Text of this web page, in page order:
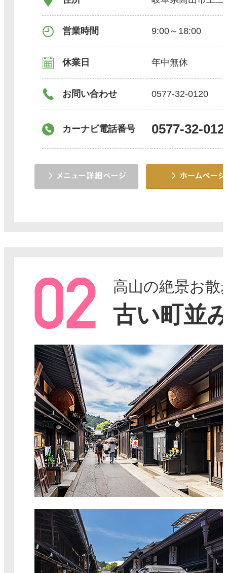
営業時間 9:00～18:00
休業日 年中無休
お問い合わせ 0577-32-0120
カーナビ電話番号 0577-32-
高山の絶景お
古い町並